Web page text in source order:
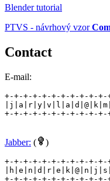
Blender tutorial
PTVS - návrhový vzor
Contact
E-mail:
+-+-+-+-+-+-+-+-+-+-
+-+-+-+-+-+-+-+-+-+-
Jabber: ( )
+-+-+-+-+-+-+-+-+-+-
+-+-+-+-+-+-+-+-+-+-